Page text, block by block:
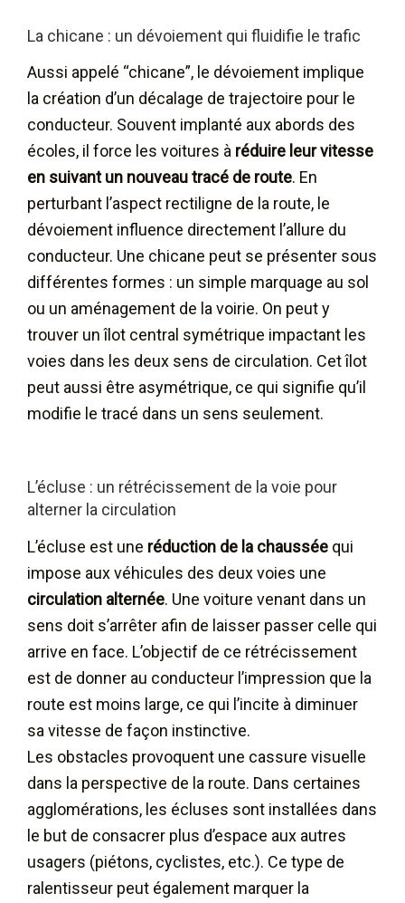
La chicane : un dévoiement qui fluidifie le trafic
Aussi appelé “chicane”, le dévoiement implique
la création d’un décalage de trajectoire pour le
conducteur. Souvent implanté aux abords des
écoles, il force les voitures à réduire leur vitesse
en suivant un nouveau tracé de route. En
perturbant l’aspect rectiligne de la route, le
dévoiement influence directement l’allure du
conducteur. Une chicane peut se présenter sous
différentes formes : un simple marquage au sol
ou un aménagement de la voirie. On peut y
trouver un îlot central symétrique impactant les
voies dans les deux sens de circulation. Cet îlot
peut aussi être asymétrique, ce qui signifie qu’il
modifie le tracé dans un sens seulement.
L’écluse : un rétrécissement de la voie pour
alterner la circulation
L’écluse est une réduction de la chaussée qui
impose aux véhicules des deux voies une
circulation alternée. Une voiture venant dans un
sens doit s’arrêter afin de laisser passer celle qui
arrive en face. L’objectif de ce rétrécissement
est de donner au conducteur l’impression que la
route est moins large, ce qui l’incite à diminuer
sa vitesse de façon instinctive.
Les obstacles provoquent une cassure visuelle
dans la perspective de la route. Dans certaines
agglomérations, les écluses sont installées dans
le but de consacrer plus d’espace aux autres
usagers (piétons, cyclistes, etc.). Ce type de
ralentisseur peut également marquer la